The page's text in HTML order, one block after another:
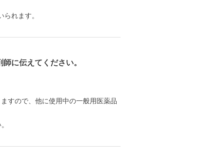
れます。
に伝えてください。
すので、他に使用中の一般用医薬品